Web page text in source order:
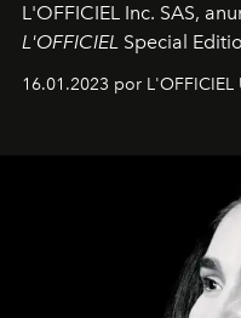
L'OFFICIEL Inc. SAS,
L'OFFICIEL Special
16.01.2023 por L'OFFICIEL